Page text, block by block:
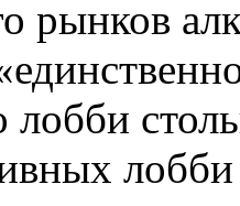
рынков
лобби